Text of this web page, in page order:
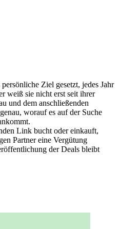
Ziel gesetzt, jedes Jahr
weiß sie nicht erst seit ihrer
und dem anschließenden
worauf es auf der Suche
Link bucht oder einkauft,
Partner eine Vergütung
der Deals bleibt